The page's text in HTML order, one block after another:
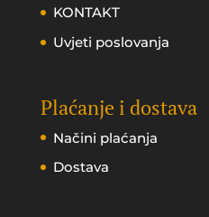
KONTAKT
Uvjeti poslovanja
Plaćanje i dostava
Načini plaćanja
Dostava